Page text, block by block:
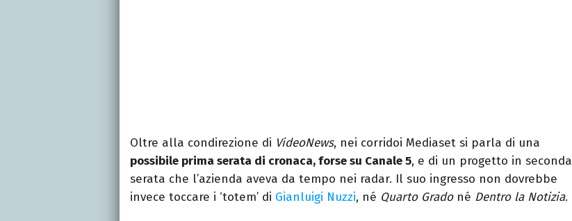
Oltre alla condirezione di VideoNews, nei corridoi Mediaset si parla di una
possibile prima serata di cronaca, forse su Canale 5, e di un progetto in seconda
serata che l’azienda aveva da tempo nei radar. Il suo ingresso non dovrebbe
invece toccare i ‘totem’ di Gianluigi Nuzzi, né Quarto Gradoné Dentro la Notizia.